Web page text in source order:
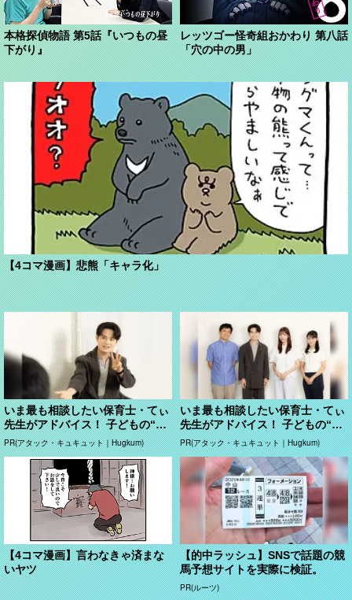
本格探偵物語 第5話『いつもの昼
下がり』
レッツゴー怪奇組おかわり 第八話
「穴の中の男」
【4コマ漫画】悲熊「キャラ化」
いま最も相談したい保育士・てぃ
先生がアドバイス！ 子どもの“お
てつだい”に、どん...
PR(アタック・キュキュット｜Hugkum)
いま最も相談したい保育士・てぃ
先生がアドバイス！ 子どもの“お
てつだい”に、どん...
PR(アタック・キュキュット｜Hugkum)
【4コマ漫画】言わなきゃ済まな
いヤツ
【的中ラッシュ】SNSで話題の競
馬予想サイトを実際に検証。
PR(ルーツ)